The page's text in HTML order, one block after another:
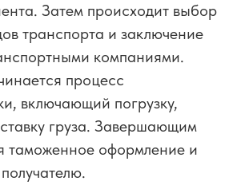
Затем происходит выбор
транспорта и заключение
компаниями.
процесс
включающий погрузку,
груза. Завершающим
таможенное оформление и